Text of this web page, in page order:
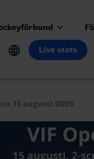
Live stats
15 augusti 2026